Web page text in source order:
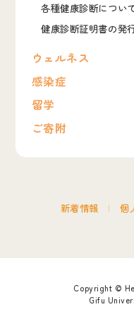
各種健康診断につい
健康診断証明書の発
ウェルネス
感染症
留学
ご寄附
新着情報 個
Copyright ©
Gifu